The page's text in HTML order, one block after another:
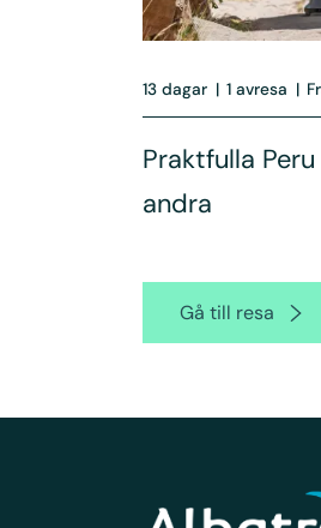
13 dagar | 1 avresa |
Praktfulla
andra
Gå till resa